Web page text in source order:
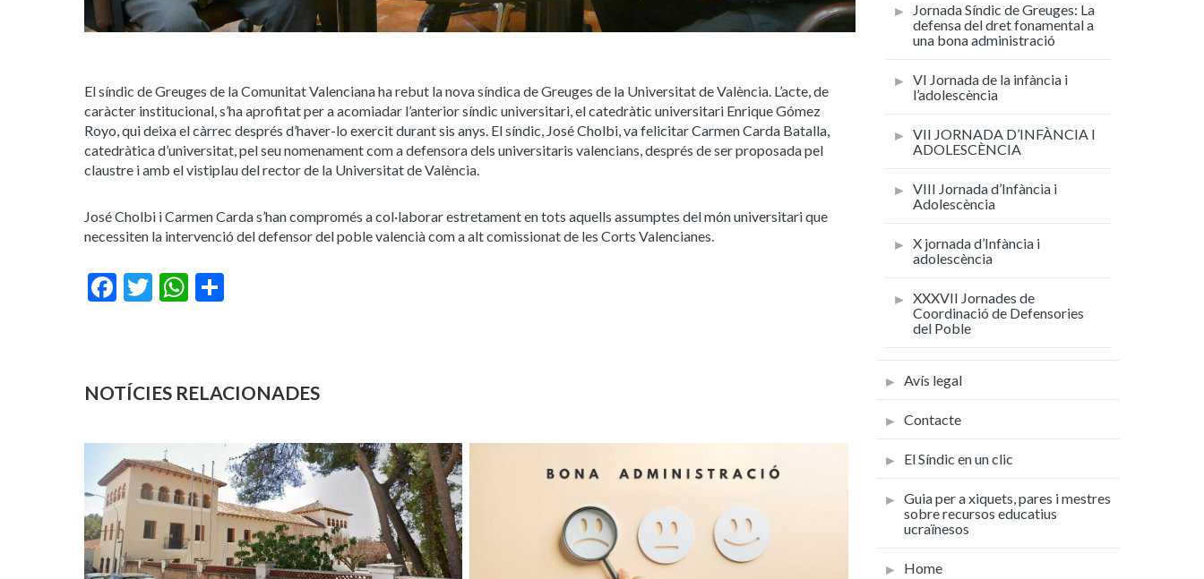
El síndic de Greuges de la Comunitat Valenciana ha rebut la nova síndica de Greuges de la Universitat de València. L’acte, de
caràcter institucional, s’ha aprofitat per a acomiadar l’anterior síndic universitari, el catedràtic universitari Enrique Gómez
Royo, qui deixa el càrrec després d’haver-lo exercit durant sis anys. El síndic, José Cholbi, va felicitar Carmen Carda Batalla,
catedràtica d’universitat, pel seu nomenament com a defensora dels universitaris valencians, després de ser proposada pel
claustre i amb el vistiplau del rector de la Universitat de València.
José Cholbi i Carmen Carda s’han compromés a col·laborar estretament en tots aquells assumptes del món universitari que
necessiten la intervenció del defensor del poble valencià com a alt comissionat de les Corts Valencianes.
Facebook
Twitter WhatsApp
NOTÍCIES RELACIONADES
Jornada Síndic de Greuges: La
defensa del dret fonamental a
una bona administració
VI Jornada de la infància i
l’adolescència
VII JORNADA D’INFÀNCIA I
ADOLESCÈNCIA
VIII Jornada d’Infància i
Adolescència
X jornada d’Infància i
adolescència
XXXVII Jornades de
Coordinació de Defensories
del Poble
Avís legal
Contacte
El Síndic en un clic
Guia per a xiquets, pares i mestres
sobre recursos educatius
ucraïnesos
Home